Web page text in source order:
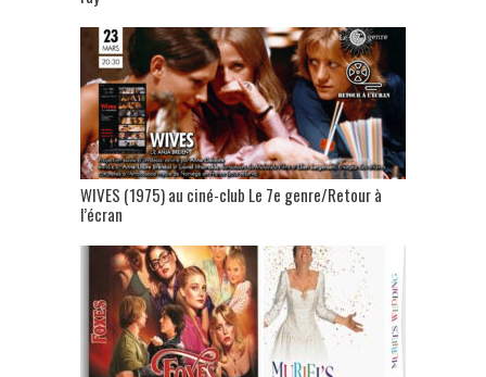
WIVES (1975) au ciné-club Le 7e genre/Retour à
l’écran